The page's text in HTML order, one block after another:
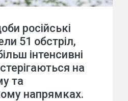
російські
51 обстріл,
інтенсивні
на
та
напрямках.